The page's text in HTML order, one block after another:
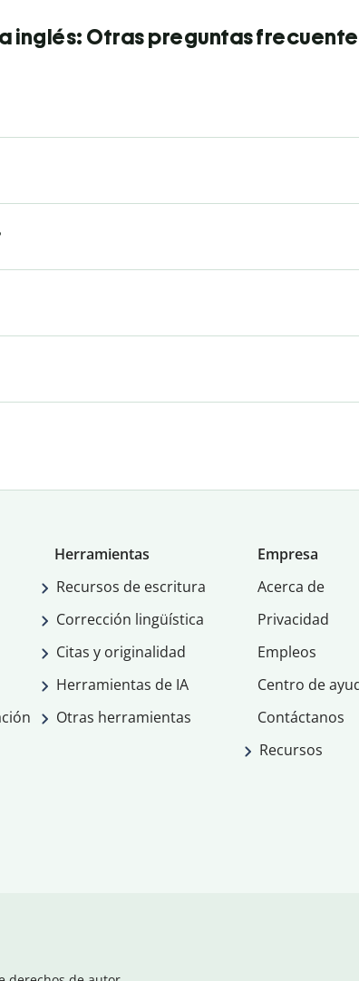
inglés: Otras preguntas
Herramientas
Recursos de escritura
Corrección lingüística
Citas y originalidad
Herramientas de IA
Otras herramientas
Empresa
Acerca de
Privacidad
Empleos
Centro de
Contáctanos
Recursos